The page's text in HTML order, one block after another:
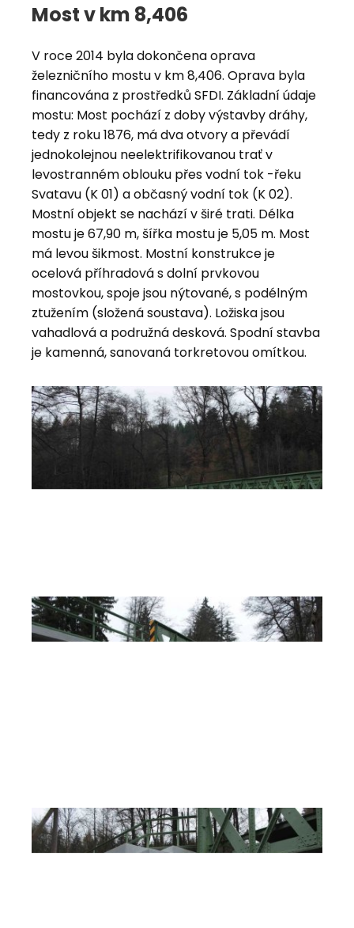
Most v km 8,406
V roce 2014 byla dokončena oprava
železničního mostu v km 8,406. Oprava byla
financována z prostředků SFDI. Základní údaje
mostu: Most pochází z doby výstavby dráhy,
tedy z roku 1876, má dva otvory a převádí
jednokolejnou neelektrifikovanou trať v
levostranném oblouku přes vodní tok -řeku
Svatavu (K 01) a občasný vodní tok (K 02).
Mostní objekt se nachází v širé trati. Délka
mostu je 67,90 m, šířka mostu je 5,05 m. Most
má levou šikmost. Mostní konstrukce je
ocelová příhradová s dolní prvkovou
mostovkou, spoje jsou nýtované, s podélným
ztužením (složená soustava). Ložiska jsou
vahadlová a podružná desková. Spodní stavba
je kamenná, sanovaná torkretovou omítkou.